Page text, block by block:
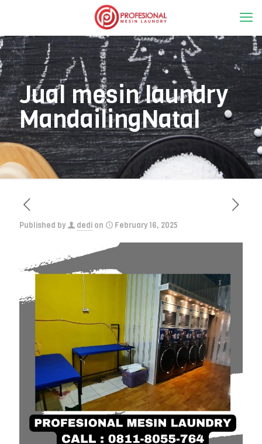
Jual mesin laundry
MandailingNatal
Published by dedi on February 16, 2025